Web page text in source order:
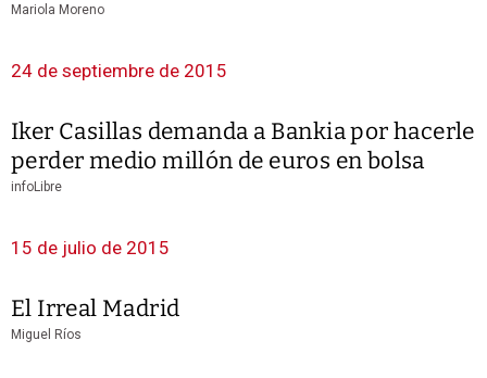
Mariola Moreno
24 de septiembre de 2015
Iker Casillas demanda a Bankia por hacerle
perder medio millón de euros en bolsa
infoLibre
15 de julio de 2015
El Irreal Madrid
Miguel Ríos